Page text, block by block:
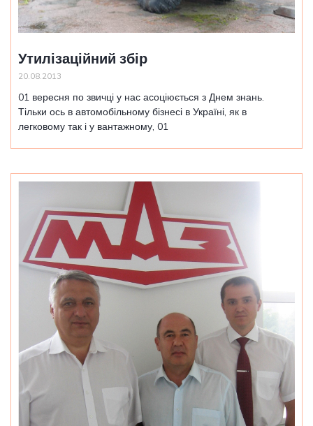
Утилізаційний збір
20.08.2013
01 вересня по звичці у нас асоціюється з Днем знань.
Тільки ось в автомобільному бізнесі в Україні, як в
легковому так і у вантажному, 01